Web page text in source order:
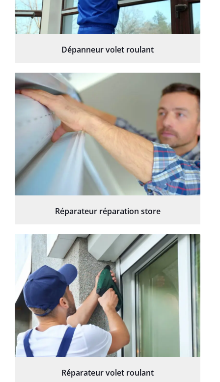
Dépanneur volet roulant
Réparateur réparation store
Réparateur volet roulant